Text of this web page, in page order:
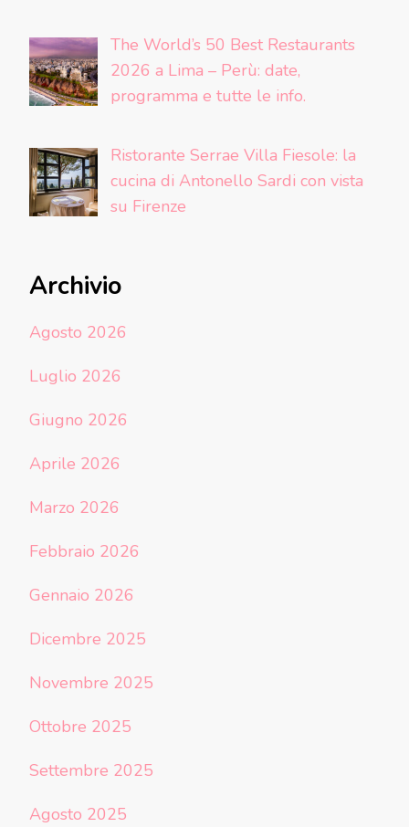
The World’s 50 Best Restaurants
2026 a Lima – Perù: date,
programma e tutte le info.
Ristorante Serrae Villa Fiesole: la
cucina di Antonello Sardi con vista
su Firenze
Archivio
Agosto 2026
Luglio 2026
Giugno 2026
Aprile 2026
Marzo 2026
Febbraio 2026
Gennaio 2026
Dicembre 2025
Novembre 2025
Ottobre 2025
Settembre 2025
Agosto 2025